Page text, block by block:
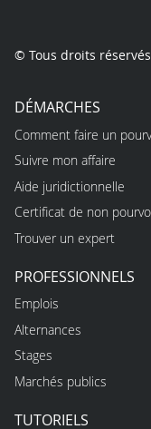
© Tous droits réservés
DÉMARCHES
Comment faire un
Suivre mon affaire
Aide juridictionnelle
Certificat de non
Trouver un expert
PROFESSIONNELS
Emplois
Alternances
Stages
Marchés publics
TUTORIELS